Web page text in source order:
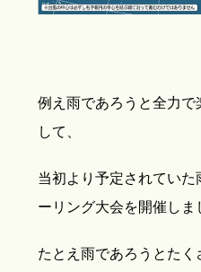
例え雨であろうと全力で
して、
当初より予定されてい
ーリング大会を開催しま
たとえ雨であろうとた